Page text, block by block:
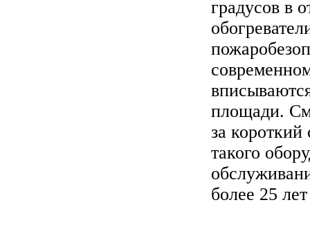
градусов в
площади.
за короткий
такого
более 25 лет